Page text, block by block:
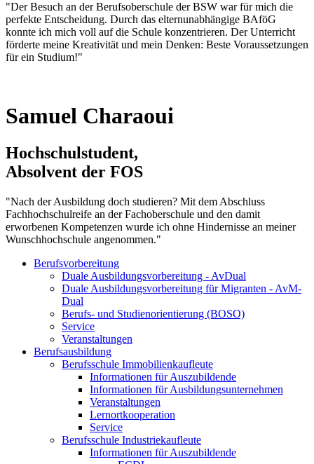
"Der Besuch an der Berufsoberschule der BSW war für mich die
perfekte Entscheidung. Durch das elternunabhängige BAföG
konnte ich mich voll auf die Schule konzentrieren. Der Unterricht
förderte meine Kreativität und mein Denken: Beste Voraussetzungen
für ein Studium!"
Samuel Charaoui
Hochschulstudent,
Absolvent der FOS
"Nach der Ausbildung doch studieren? Mit dem Abschluss
Fachhochschulreife an der Fachoberschule und den damit
erworbenen Kompetenzen wurde ich ohne Hindernisse an meiner
Wunschhochschule angenommen."
Berufsvorbereitung
Duale Ausbildungsvorbereitung - AvDual
Duale Ausbildungsvorbereitung für Migranten - AvM-
Dual
Berufs- und Studienorientierung (BOSO)
Service
Veranstaltungen
Berufsausbildung
Berufsschule Immobilienkaufleute
Informationen für Auszubildende
Informationen für Ausbildungsunternehmen
Veranstaltungen
Lernortkooperation
Service
Berufsschule Industriekaufleute
Informationen für Auszubildende